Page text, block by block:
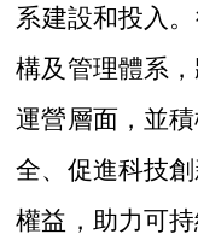
系建設和投入
構及管理體系
運營層面，並
全、促進科技
權益，助力可